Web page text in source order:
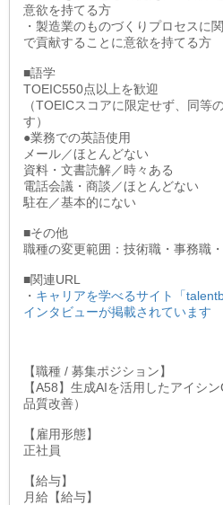
意欲を持てる方
・製造業のものづくりプロセスに
で貢献することに意欲を持てる方
■語学
TOEIC550点以上を歓迎
（TOEICスコアに限定せず、同等
す）
●業務での英語使用
メール／ほとんどない
資料・文書読解／時々ある
電話会議・商談／ほとんどない
駐在／基本的にない
■その他
職種の変更範囲：技術職・事務職
■関連URL
・ キャリアを学べるサイト「
インタビューが掲載されています
【職種 / 募集ポジション】
【A58】生成AIを活用したアイシ
品質改善）
【雇用形態】
正社員
【給与】
月給【給与】